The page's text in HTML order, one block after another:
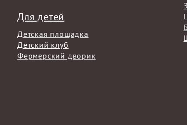
Для детей
Детская площадка
Детский клуб
Фермерский дворик